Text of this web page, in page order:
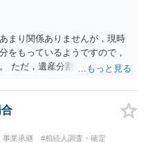
まり関係ありませんが，現時
をもっているようですので，
ただ，遺産分割により，母の
事業承継
#相続人調査・確定